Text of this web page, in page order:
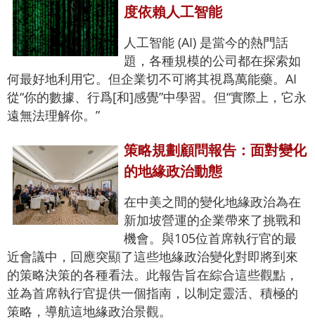
度依賴人工智能
人工智能 (AI) 是當今的熱門話
題，各種規模的公司都在探索如
何最好地利用它。但企業切不可將其視爲萬能藥。AI
從“你的數據、行爲[和]感覺”中學習。但“實際上，它永
遠無法理解你。”
策略規劃顧問報告：面對變化
的地緣政治動態
在中美之間的變化地緣政治為在
新加坡營運的企業帶來了挑戰和
機會。與105位首席執行官的最
近會議中，回應突顯了這些地緣政治變化對即將到來
的策略決策的各種看法。此報告旨在綜合這些觀點，
並為首席執行官提供一個指南，以制定靈活、積極的
策略，導航這地緣政治景觀。